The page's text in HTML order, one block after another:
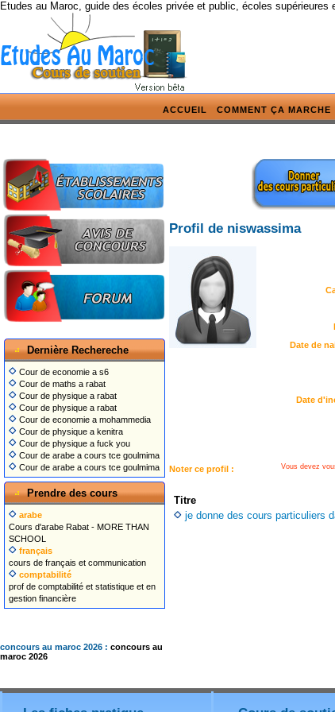
Etudes au Maroc, guide des écoles privée et public, écoles
ACCUEIL COMMENT ÇA MARCHE
Dernière Rechereche
Cour de economie a s6
Cour de maths a rabat
Cour de physique a rabat
Cour de physique a rabat
Cour de economie a mohammedia
Cour de physique a kenitra
Cour de physique a fuck you
Cour de arabe a cours tce goulmima
Cour de arabe a cours tce goulmima
Prendre des cours
arabe
Cours d'arabe Rabat - MORE THAN
SCHOOL
français
cours de français et communication
comptabilité
prof de comptabilité et statistique et en
gestion financière
concours au maroc 2026 : concours au
maroc 2026
Profil de niswassima
Date de
Date
Noter ce profil : Vous devez
Titre
je donne des cours particuliers